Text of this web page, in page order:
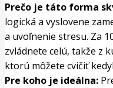
Prečo je táto forma
logická a vyslovene
a uvoľnenie stresu. Za
zvládnete celú, takže z
ktorú môžete cvičiť
Pre koho je ideálna: